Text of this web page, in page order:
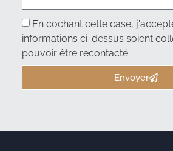
En cochant cette case,
informations ci-dessus soient
pouvoir être recontacté.
Envoyer